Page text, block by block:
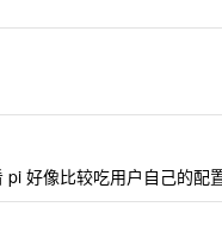
好像比较吃用户自己的配